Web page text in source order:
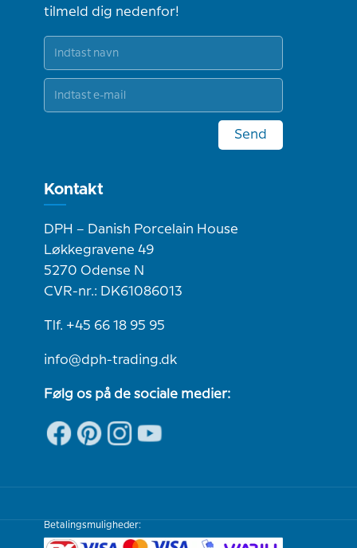
tilmeld dig nedenfor!
Send
Kontakt
DPH – Danish Porcelain House
Løkkegravene 49
5270 Odense N
CVR-nr.: DK61086013
Tlf. +45 66 18 95 95
info@dph-trading.dk
Følg os på de sociale medier:
Betalingsmuligheder: